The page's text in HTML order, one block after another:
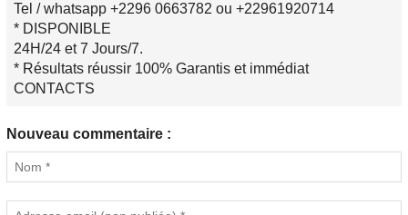
Tel / whatsapp +2296 0663782 ou +22961920714
* DISPONIBLE
24H/24 et 7 Jours/7.
* Résultats réussir 100% Garantis et immédiat
CONTACTS
Nouveau commentaire :